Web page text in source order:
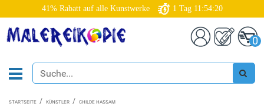
41% Rabatt auf alle Kunstwerke 1 Tag 11:54:18
0
STARTSEITE KÜNSTLER CHILDE HASSAM